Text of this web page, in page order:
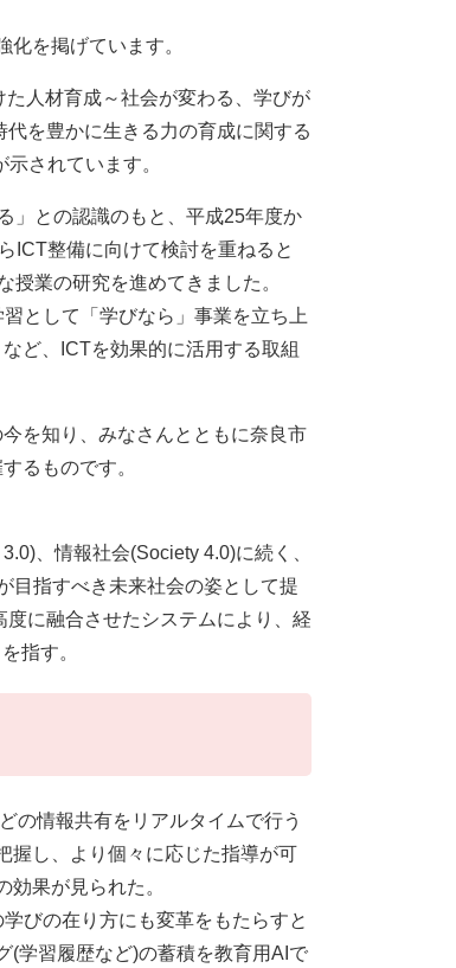
化を掲げています。
人材育成～社会が変わる、学びが
を豊かに生きる力の育成に関する
されています。
」との認識のもと、平成25年度か
ICT整備に向けて検討を重ねると
業の研究を進めてきました。
として「学びなら」事業を立ち上
ど、ICTを効果的に活用する取組
を知り、みなさんとともに奈良市
るものです。
、情報社会(Society 4.0)に続く、
目指すべき未来社会の姿として提
に融合させたシステムにより、経
指す。
の情報共有をリアルタイムで行う
握し、より個々に応じた指導が可
果が見られた。
びの在り方にも変革をもたらすと
(学習履歴など)の蓄積を教育用AIで